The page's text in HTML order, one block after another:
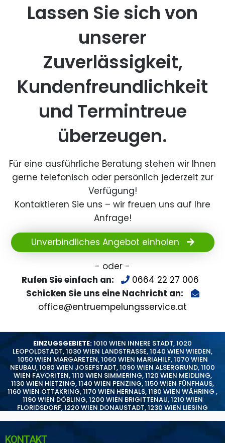
Lassen Sie sich von
unserer
Zuverlässigkeit,
Kundenfreundlichkeit
und Termintreue
überzeugen.
Für eine ausführliche Beratung stehen wir Ihnen
gerne telefonisch oder persönlich jederzeit zur
Verfügung!
Kontaktieren Sie uns – wir freuen uns auf Ihre
Anfrage!
Unverbindliches Angebot einholen
- oder -
Rufen Sie einfach an:
0664 22 27 006
Schicken Sie uns eine Nachricht an:
office@entruempelungsservice.at
EINZUGSGEBIETE:1010 WIEN INNERE STADT,1020
LEOPOLDSTADT,1030 WIEN LANDSTRASSE,1040 WIEN WIEDEN,
1050 WIEN MARGARETEN,1060 WIEN MARIAHILF,1070 WIEN
NEUBAU,1080 WIEN JOSEFSTADT,1090 WIEN ALSERGRUND,1100
WIEN FAVORITEN,1110 WIEN SIMMERING,1120 WIEN MEIDLING,
1130 WIEN HIETZING,1140 WIEN PENZING,1150 WIEN FÜNFHAUS,
1160 WIEN OTTAKRING,1170 WIEN HERNALS,1180 WIEN WÄHRING ,
1190 WIEN DÖBLING,1200 WIEN BRIGITTENAU,1210 WIEN
FLORIDSDORF,1220 WIEN DONAUSTADT,1230 WIEN LIESING
KONTAKT